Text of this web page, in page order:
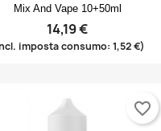
×
×
×
×
Mix And Vape 10+50ml
14,19 €
imposta consumo: 1,52 €)
favorite_border